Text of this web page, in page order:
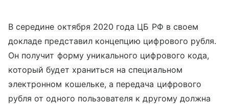
В середине октября 2020 года ЦБ РФ в своем
докладе представил концепцию цифрового рубля.
Он получит форму уникального цифрового кода,
который будет храниться на специальном
электронном кошельке, а передача цифрового
рубля от одного пользователя к другому должна